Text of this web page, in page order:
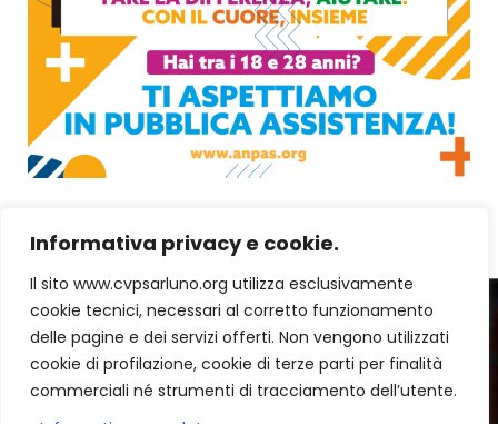
Informativa privacy e cookie.
Il sito www.cvpsarluno.org utilizza esclusivamente
cookie tecnici, necessari al corretto funzionamento
delle pagine e dei servizi offerti. Non vengono utilizzati
cookie di profilazione, cookie di terze parti per finalità
commerciali né strumenti di tracciamento dell’utente.